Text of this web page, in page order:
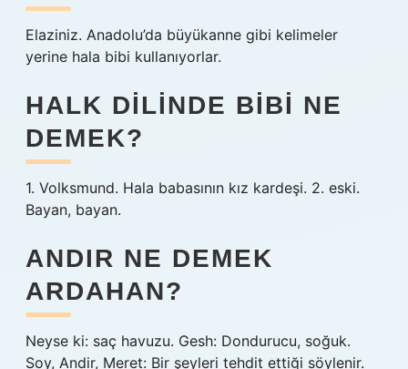
Elaziniz. Anadolu’da büyükanne gibi kelimeler
yerine hala bibi kullanıyorlar.
HALK DILINDE BIBI NE
DEMEK?
1. Volksmund. Hala babasının kız kardeşi. 2. eski.
Bayan, bayan.
ANDIR NE DEMEK
ARDAHAN?
Neyse ki: saç havuzu. Gesh: Dondurucu, soğuk.
Soy, Andir, Meret: Bir şeyleri tehdit ettiği söylenir.